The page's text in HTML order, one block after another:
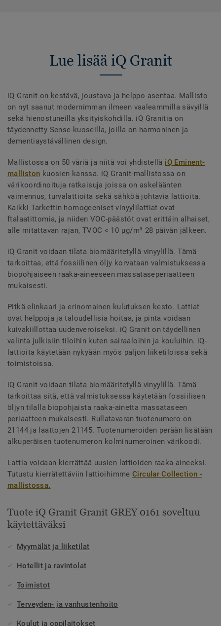
Lue lisää iQ Granit
iQ Granit on kestävä, joustava ja helppo asentaa. Mallisto
on nyt saanut modernimman ilmeen vaaleammilla sävyillä
sekä hienostuneilla yksityiskohdilla. iQ Granitia on
täydennetty Sense-kuoseilla, joilla on harmoninen ja
dementiaystävällinen design.
Mallistossa on 50 väriä ja niitä voi yhdistellä iQ Eminent-
malliston kuosien kanssa. iQ Granit-mallistossa on
värikoordinoituja ratkaisuja joissa on askeläänten
vaimennus, turvalattioita sekä sähköä johtavia lattioita.
Kaikki Tarkettin homogeeniset vinyylilattiat ovat
ftalaatittomia, ja niiden VOC-päästöt ovat erittäin alhaiset,
alle mitattavan rajan, TVOC < 10 µg/m³ 28 päivän jälkeen.
iQ Granit voidaan tilata biomääritetyllä vinyylillä. Tämä
tarkoittaa, että fossiilinen öljy korvataan valmistuksessa
biopohjaiseen raaka-aineeseen massataseperiaatteen
mukaisesti.
Pitkä elinkaari ja erinomainen kulutuksen kesto. Lattiat
ovat helppoja ja taloudellisia hoitaa, ja pinta voidaan
kuivakiillottaa uudenveroiseksi. iQ Granit on täydellinen
valinta julkisiin tiloihin kuten sairaaloihin ja kouluihin. iQ-
lattioita käytetään nykyään myös paljon liiketiloissa sekä
toimistoissa.
iQ Granit voidaan tilata biomääritetyllä vinyylillä. Tämä
tarkoittaa sitä, että valmistuksessa käytetään fossiilisen
öljyn tilalla biopohjaista raaka-ainetta massataseen
periaatteen mukaisesti. Rullatavaran tuotenumero on
21144 ja laattojen 21145. Tuotenumeroiden perään lisätään
alkuperäisen tuotenumeron kolminumeroinen värikoodi.
Lattia voidaan kierrättää uusien lattioiden raaka-aineeksi.
Tutustu kierrätettäviin lattioihimmeCircular Collection -
mallistossa.
Tuote iQ Granit Granit GREY 0161 soveltuu
käytettäväksi
Myymälät ja liiketilat
Hotellit ja ravintolat
Toimistot
Terveyden- ja vanhustenhoito
Koulut ja oppilaitokset